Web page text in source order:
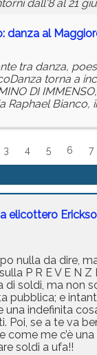
dall'8 al 21
danza al
tra danza,
torna a
DI
Raphael Bianco,
3 4 5 6 7
elicottero
nulla da dire,
P R E V E N Z
di soldi, ma non
pubblica; e
una indefinita
Poi, se a te va
come me c’è
soldi a ufa!!